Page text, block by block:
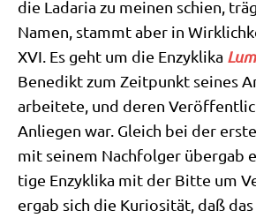
die Lada­ria zu mei­nen schien,
Namen, stammt aber in
XVI. Es geht um die Enzy­kli­ka
Bene­dikt zum Zeit­punkt sei­nes
arbei­te­te, und deren
Anlie­gen war. Gleich bei der
mit sei­nem Nach­fol­ger über­gab
ti­ge Enzy­kli­ka mit der Bit­te um
ergab sich die Kurio­si­tät, daß